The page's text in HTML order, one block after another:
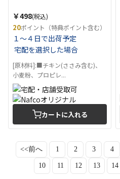
￥498(税込)
20ポイント（特典ポイント含む）
１～４日で出荷予定
宅配を選択した場合
[原材料]:■チキン(ささみ含む)、
小麦粉、プロピレ...
カートに入れる
<<前へ 1 2 3 4
10 11 12 13 14